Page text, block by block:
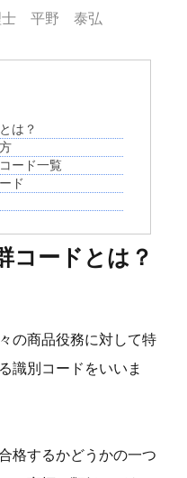
士 平野 泰弘
は？
ード一覧
ド
コードとは？
の商品役務に対して特
識別コードをいいま
格するかどうかの一つ